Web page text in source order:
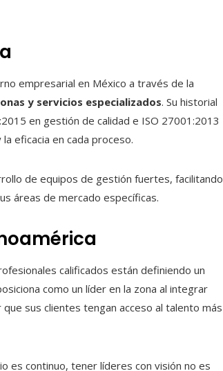
empresarial en México a través de la
y servicios especializados. Su historial
en gestión de calidad e ISO 27001:2013
eficacia en cada proceso.
de equipos de gestión fuertes, facilitando
áreas de mercado específicas.
calificados están definiendo un
como un líder en la zona al integrar
sus clientes tengan acceso al talento más
es continuo, tener líderes con visión no es